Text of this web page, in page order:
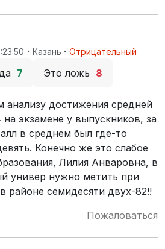
· Казань · Отрицательный
7 Это ложь 8
анализу достижения средней
экзамене у выпускников, за
в среднем был где-то
Конечно же это слабое
Лилия Анваровна, в
универ нужно метить при
в районе семидесяти двух-82!!
Пожаловаться